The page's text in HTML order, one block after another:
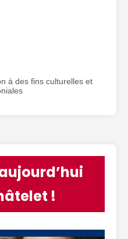
à des fins culturelles et
!